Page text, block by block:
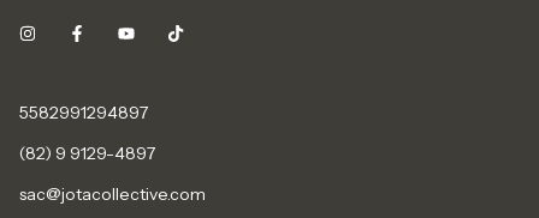
5582991294897
(82) 9 9129-4897
sac@jotacollective.com